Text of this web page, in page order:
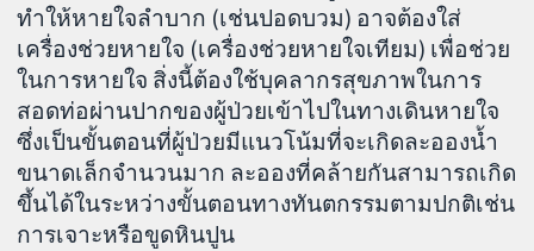
ทำให้หายใจลำบาก (เช่นปอดบวม) อาจต้องใส่
เครื่องช่วยหายใจ (เครื่องช่วยหายใจเทียม) เพื่อช่วย
ในการหายใจ สิ่งนี้ต้องใช้บุคลากรสุขภาพในการ
สอดท่อผ่านปากของผู้ป่วยเข้าไปในทางเดินหายใจ
ซึ่งเป็นขั้นตอนที่ผู้ป่วยมีแนวโน้มที่จะเกิดละอองน้ำ
ขนาดเล็กจำนวนมาก ละอองที่คล้ายกันสามารถเกิด
ขึ้นได้ในระหว่างขั้นตอนทางทันตกรรมตามปกติเช่น
การเจาะหรือขูดหินปูน